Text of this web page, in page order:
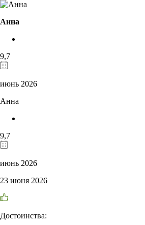
Анна
9,7
июнь 2026
Анна
9,7
июнь 2026
23 июня 2026
Достоинства: